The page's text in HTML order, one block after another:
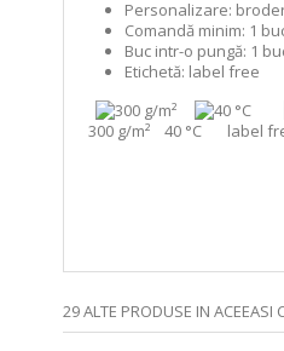
Personalizare:
Comandă minim: 1
Buc intr-o pungă: 1
Etichetă: label free
300 g/m² 40 °C label
29 ALTE PRODUSE IN ACEEASI